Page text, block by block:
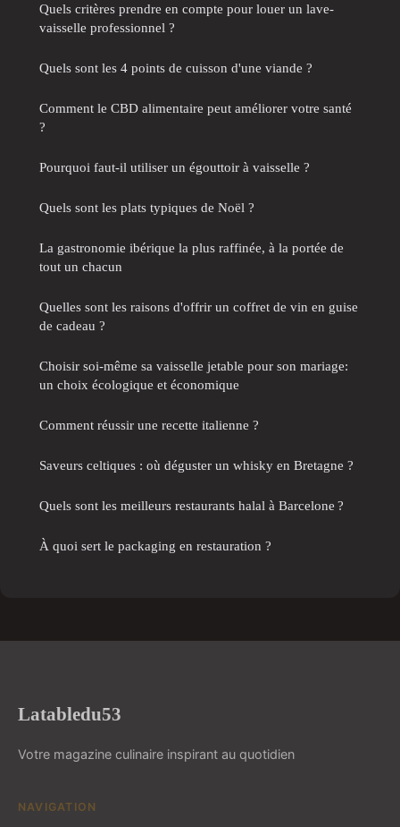
Quels critères prendre en compte pour louer un lave-
vaisselle professionnel ?
Quels sont les 4 points de cuisson d'une viande ?
Comment le CBD alimentaire peut améliorer votre santé
?
Pourquoi faut-il utiliser un égouttoir à vaisselle ?
Quels sont les plats typiques de Noël ?
La gastronomie ibérique la plus raffinée, à la portée de
tout un chacun
Quelles sont les raisons d'offrir un coffret de vin en guise
de cadeau ?
Choisir soi-même sa vaisselle jetable pour son mariage:
un choix écologique et économique
Comment réussir une recette italienne ?
Saveurs celtiques : où déguster un whisky en Bretagne ?
Quels sont les meilleurs restaurants halal à Barcelone ?
À quoi sert le packaging en restauration ?
Latabledu53
Votre magazine culinaire inspirant au quotidien
NAVIGATION